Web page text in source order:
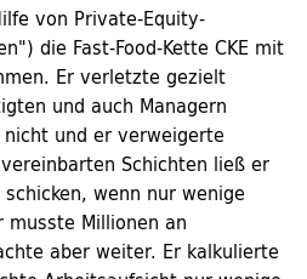
von Private-Equity-
die Fast-Food-Kette CKE mit
Er verletzte gezielt
und auch Managern
und er verweigerte
Schichten ließ er
wenn nur wenige
musste Millionen an
aber weiter. Er kalkulierte